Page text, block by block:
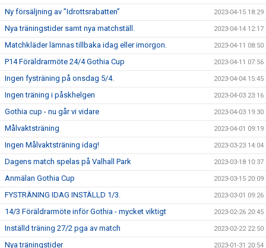
Ny försäljning av ”Idrottsrabatten” 2023-04-15 18:29
Nya träningstider samt nya matchställ. 2023-04-14 12:17
Matchkläder lämnas tillbaka idag eller imorgon. 2023-04-11 08:50
P14 Föräldrarmöte 24/4 Gothia Cup 2023-04-11 07:56
Ingen fysträning på onsdag 5/4. 2023-04-04 15:45
Ingen träning i påskhelgen 2023-04-03 23:16
Gothia cup - nu går vi vidare 2023-04-03 19:30
Målvaktsträning 2023-04-01 09:19
Ingen Målvaktsträning idag! 2023-03-23 14:04
Dagens match spelas på Valhall Park 2023-03-18 10:37
Anmälan Gothia Cup 2023-03-15 20:09
FYSTRÄNING IDAG INSTÄLLD 1/3. 2023-03-01 09:26
14/3 Föräldrarmöte inför Gothia - mycket viktigt 2023-02-26 20:45
Inställd träning 27/2 pga av match 2023-02-22 22:50
Nya träningstider 2023-01-31 20:54